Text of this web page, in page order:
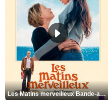
Les Matins merveilleux Bande-annonce VF